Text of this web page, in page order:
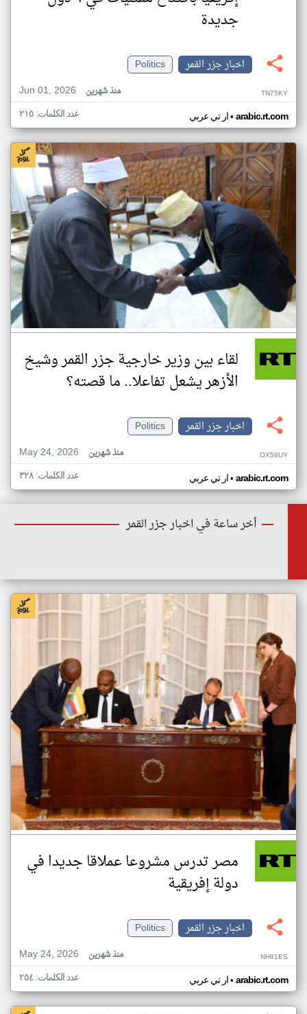
جديدة
اخبار جزر القمر
Politics
Jun 01, 2026
منذ شهرين TN75KY
ار تي عربي• arabic.rt.com عدد الكلمات: ٢١٥
لقاء بين وزير خارجية جزر القمر وشيخ
الأزهر يشعل تفاعلا.. ما قصته؟
اخبار جزر القمر
Politics
May 24, 2026
منذ شهرين OX58UY
ار تي عربي• arabic.rt.com عدد الكلمات: ٣٢٨
أخر ساعة في اخبار جزر القمر
مصر تدرس مشروعا عملاقا جديدا في
دولة إفريقية
اخبار جزر القمر
Politics
May 24, 2026
منذ شهرين NH91ES
ار تي عربي• arabic.rt.com عدد الكلمات: ٢٥٤